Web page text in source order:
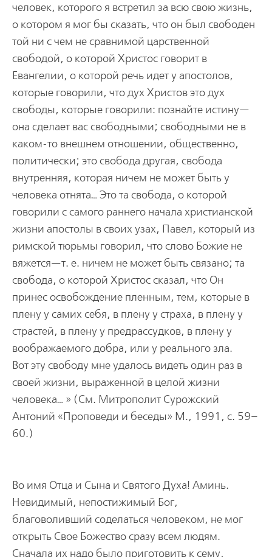
человек, которого я встретил за всю свою жизнь,
о котором я мог бы сказать, что он был свободен
той ни с чем не сравнимой царственной
свободой, о которой Христос говорит в
Евангелии, о которой речь идет у апостолов,
которые говорили, что дух Христов это дух
свободы, которые говорили: познайте истину—
она сделает вас свободными; свободными не в
каком-то внешнем отношении, общественно,
политически; это свобода другая, свобода
внутренняя, которая ничем не может быть у
человека отнята… Это та свобода, о которой
говорили с самого раннего начала христианской
жизни апостолы в своих узах, Павел, который из
римской тюрьмы говорил, что слово Божие не
вяжется—т. е. ничем не может быть связано; та
свобода, о которой Христос сказал, что Он
принес освобождение пленным, тем, которые в
плену у самих себя, в плену у страха, в плену у
страстей, в плену у предрассудков, в плену у
воображаемого добра, или у реального зла.
Вот эту свободу мне удалось видеть один раз в
своей жизни, выраженной в целой жизни
человека… » (См. Митрополит Сурожский
Антоний «Проповеди и беседы» М., 1991, с. 59–
60.)
Во имя Отца и Сына и Святого Духа! Аминь.
Невидимый, непостижимый Бог,
благоволивший соделаться человеком, не мог
открыть Свое Божество сразу всем людям.
Сначала их надо было приготовить к сему,